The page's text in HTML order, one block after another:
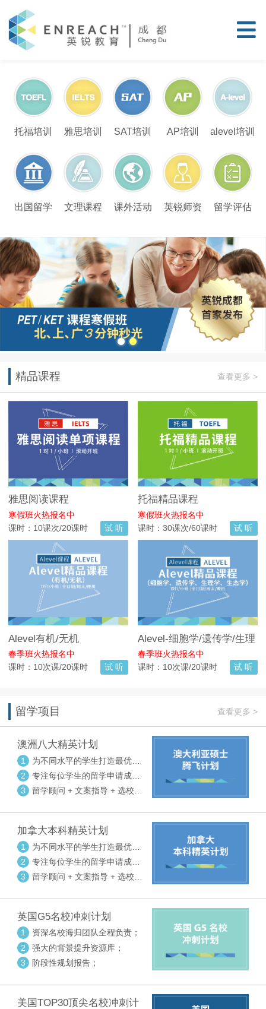
托福培训 雅思培训 SAT培训 AP培训 alevel培训
出国留学 文理课程 课外活动 英锐师资 留学评估
精品课程 查看更多 >
雅思阅读课程
寒假班火热报名中
课时：10课次/20课时
试 听
托福精品课程
寒假班火热报名中
课时：30课次/60课时
试 听
Alevel有机/无机
春季班火热报名中
课时：10次课/20课时
试 听
Alevel-细胞学/遗传学/生理
学/生态学
春季班火热报名中
课时：10次课/20课时
试 听
留学项目 查看更多 >
澳洲八大精英计划
1
为不同水平的学生打造最优选
校方案
2
专注每位学生的留学申请成功
率
3
留学顾问 + 文案指导 + 选校申
加拿大本科精英计划
1
为不同水平的学生打造最优选
校方案
2
专注每位学生的留学申请成功
率
3
留学顾问 + 文案指导 + 选校申
英国G5名校冲刺计划
1
资深名校海归团队全程负责；
2
强大的背景提升资源库；
3
阶段性规划报告；
美国TOP30顶尖名校冲刺计